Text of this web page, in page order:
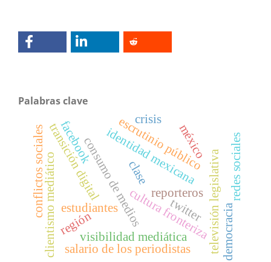
Palabras clave
cultura fronteriza
identidad mexicana
clase
consumo de medios
estudiantes televisión legislativademocracia
escrutinio público
visibilidad mediática
clientismo mediático salario de los periodistas
reporteros
transición digital méxico
twitter
conflictos sociales
crisis
facebook redes sociales
región